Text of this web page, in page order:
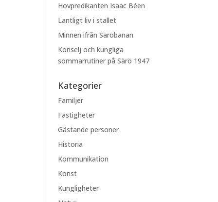
Hovpredikanten Isaac Béen
Lantligt liv i stallet
Minnen ifrån Säröbanan
Konselj och kungliga
sommarrutiner på Särö 1947
Kategorier
Familjer
Fastigheter
Gästande personer
Historia
Kommunikation
Konst
Kungligheter